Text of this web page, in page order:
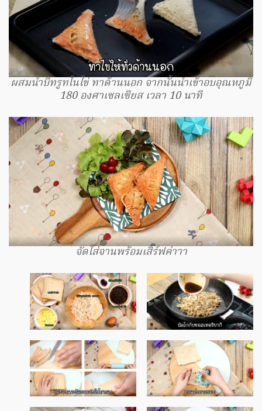
ผสมน้ำบีทรูทในไข่ ทาด้านนอก จากนั้นนำเข้าอบอุณหภูมิ
180 องศาเซลเซียส เวลา 10 นาที
จัดใส่จานพร้อมเสิร์ฟค่าาา